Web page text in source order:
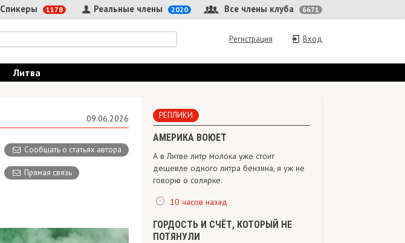
Спикеры 1178 Все члены клуба 6671
Реальные члены 2020
Вход
Регистрация
Литва
09.06.2026
Сообщать о статьях автора
Прямая связь
РЕПЛИКИ
АМЕРИКА ВОЮЕТ
А в Литве литр молока уже стоит
дешевле одного литра бензина, я уж не
говорю о солярке.
10 часов назад
ГОРДОСТЬ И СЧЁТ, КОТОРЫЙ НЕ
ПОТЯНУЛИ